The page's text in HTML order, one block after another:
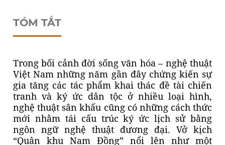
TÓM TẮT
Trong bối cảnh đời sống văn hóa – nghệ thuật
Việt Nam những năm gần đây chứng kiến sự
gia tăng các tác phẩm khai thác đề tài chiến
tranh và ký ức dân tộc ở nhiều loại hình,
nghệ thuật sân khấu cũng có những cách thức
mới nhằm tái cấu trúc ký ức lịch sử bằng
ngôn ngữ nghệ thuật đương đại. Vở kịch
“Quân khu Nam Đồng” nổi lên như một